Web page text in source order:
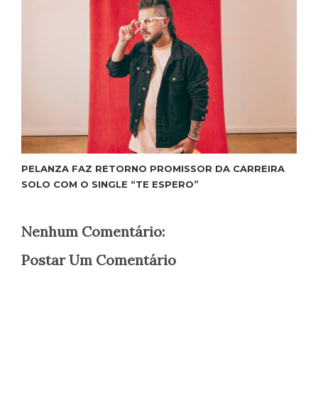
PELANZA FAZ RETORNO PROMISSOR DA CARREIRA
SOLO COM O SINGLE “TE ESPERO”
Nenhum Comentário:
Postar Um Comentário